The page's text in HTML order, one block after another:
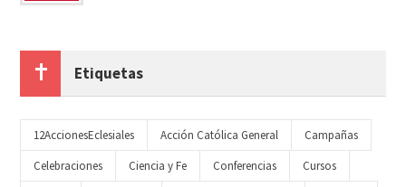
Etiquetas
12AccionesEclesiales Acción Católica General
Campañas
Celebraciones
Ciencia y Fe Conferencias
Cursos